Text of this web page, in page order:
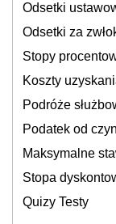
Odsetki
Odsetki za
Stopy
Koszty
Podróże
Podatek od
Maksymalne
Stopa
Quizy Testy